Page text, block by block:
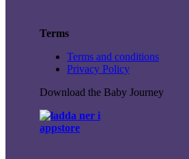
Terms
Terms and conditions
Privacy Policy
Download the Baby Journey